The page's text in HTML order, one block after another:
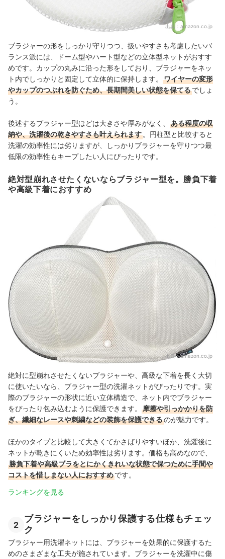
出典： amazon.co.jp
ブラジャーの形をしっかり守りつつ、扱いやすさも考慮したいバ
ランス派には、ドーム型やハート型などの立体型ネットがおすす
めです。カップの丸みに沿った形をしており、ブラジャーをネッ
ト内でしっかりと固定して立体的に保持します。
ワイヤーの変形
やカップのつぶれを防ぐため、長期間美しい状態を保てるでしょ
う。
後述するブラジャー型ほどは大きさや厚みがなく、
ある程度の収
納や、洗濯後の乾きやすさも叶えられます 。円柱型と比較すると
洗濯の効率性には劣りますが、しっかりブラジャーを守りつつ最
低限の効率性もキープしたい人にぴったりです。
絶対型崩れさせたくないならブラジャー型を。勝負下着
や高級下着におすすめ
出典：amazon.co.jp
絶対に型崩れさせたくないブラジャーや、高級な下着を長く大切
に使いたいなら、ブラジャー型の洗濯ネットがぴったりです。実
際のブラジャーの形状に近い立体構造で、ネット内でブラジャー
をぴったり包み込むように保護できます。
摩擦や引っかかりを防
ぎ、繊細なレースや刺繍などの装飾を保護できるのが魅力です。
ほかのタイプと比較して大きくてかさばりやすいほか、洗濯後に
ネットが乾きにくいため効率性は劣ります。価格も高めなので、
勝負下着や高級ブラをとにかくきれいな状態で保つために手間や
コストを惜しまない人におすすめです。
ランキングを見る
2
ブラジャーをしっかり保護する仕様もチェッ
ク
ブラジャー用洗濯ネットには、ブラジャーを効果的に保護するた
めのさまざまな工夫が施されています。ブラジャーを洗濯中に傷